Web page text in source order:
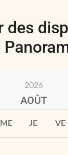
des
2026
AOÛT
ME JE VE